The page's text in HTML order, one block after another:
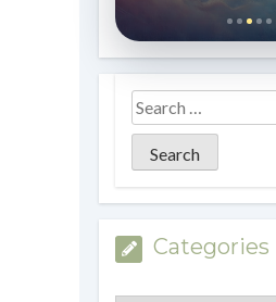
Categories